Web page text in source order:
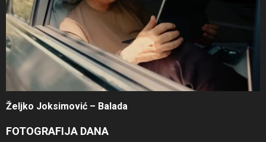
Željko Joksimović – Balada
FOTOGRAFIJA DANA